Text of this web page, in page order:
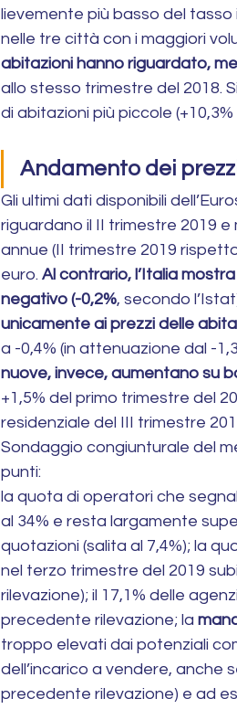
lievemente più basso del tasso
nelle tre città con i maggiori
abitazioni hanno riguardato,
allo stesso trimestre del 2018.
di abitazioni più piccole
Andamento dei
Gli ultimi dati disponibili
riguardano il II trimestre 2019 e
annue (II trimestre 2019
euro. Al contrario, l’Italia
negativo (-0,2%, secondo
unicamente ai prezzi delle
a -0,4% (in attenuazione dal -
nuove, invece, aumentano su
+1,5% del primo trimestre del
residenziale del III trimestre
Sondaggio congiunturale del
punti:
la quota di operatori che
al 34% e resta largamente
quotazioni (salita al 7,4%); la
nel terzo trimestre del 2019
rilevazione); il 17,1% delle
precedente rilevazione; la
troppo elevati dai potenziali
dell’incarico a vendere, anche
precedente rilevazione) e ad